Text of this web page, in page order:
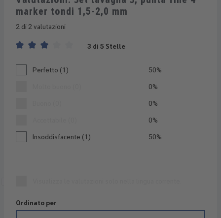
marker tondi 1,5-2,0 mm
2 di 2 valutazioni
3 di 5 Stelle
Perfetto (1) 50%
0%
0%
0%
Insoddisfacente (1) 50%
Ordinato per